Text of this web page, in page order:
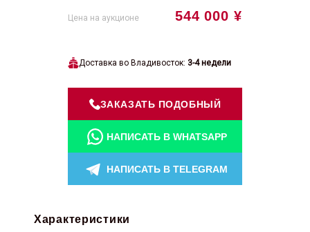
544 000 ¥
Цена на аукционе
Доставка во Владивосток: 3-4 недели
ЗАКАЗАТЬ ПОДОБНЫЙ
НАПИСАТЬ В WHATSAPP
НАПИСАТЬ В TELEGRAM
Характеристики